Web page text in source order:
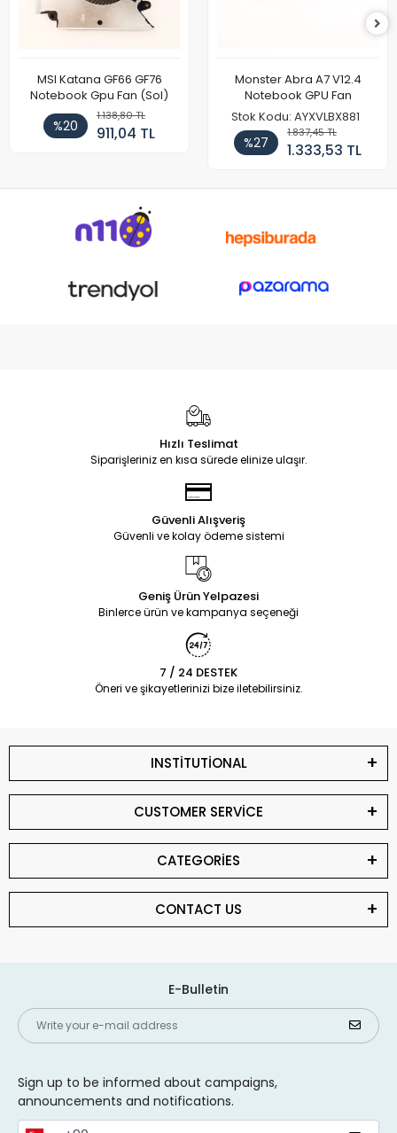
MSI Katana GF66 GF76
Notebook Gpu Fan (Sol)
%20
1.138,80 TL
911,04 TL
Monster Abra A7 V12.4
Notebook GPU Fan
Stok Kodu: AYXVLBX881
%27
1.837,45 TL
1.333,53 TL
Hızlı Teslimat
Siparişleriniz en kısa sürede elinize ulaşır.
Güvenli Alışveriş
Güvenli ve kolay ödeme sistemi
Geniş Ürün Yelpazesi
Binlerce ürün ve kampanya seçeneği
7 / 24 DESTEK
Öneri ve şikayetlerinizi bize iletebilirsiniz.
INSTİTUTİONAL
CUSTOMER SERVİCE
CATEGORİES
CONTACT US
E-Bulletin
Sign up to be informed about campaigns,
announcements and notifications.